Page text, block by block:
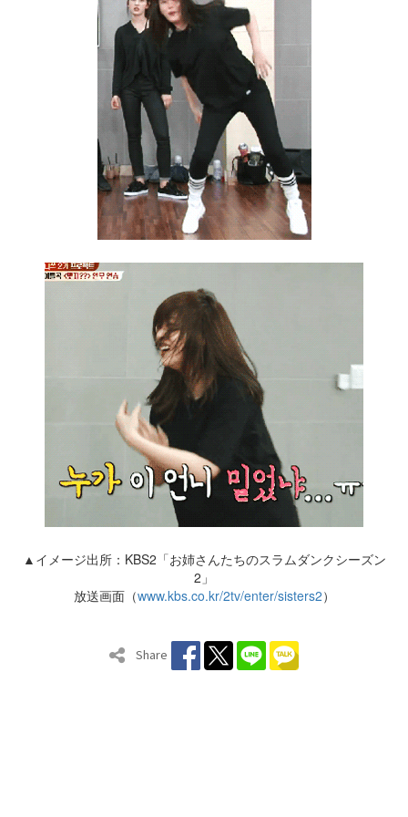
▲イメージ出所：KBS2「お姉さんたちのスラムダンクシーズン
2」
放送画面（www.kbs.co.kr/2tv/enter/sisters2）
Share